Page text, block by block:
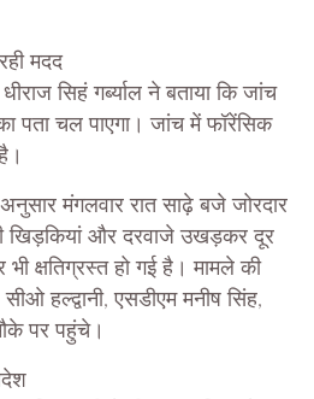
मदद
सिहं गर्ब्याल ने बताया कि जांच
पता चल पाएगा। जांच में फॉरेंसिक
मंगलवार रात साढ़े बजे जोरदार
और दरवाजे उखड़कर दूर
क्षतिग्रस्त हो गई है। मामले की
हल्द्वानी, एसडीएम मनीष सिंह,
पर पहुंचे।